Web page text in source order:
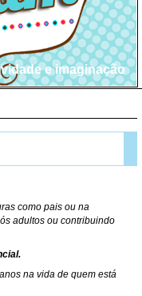
e imaginação
como pais ou na
adultos ou contribuindo
na vida de quem está